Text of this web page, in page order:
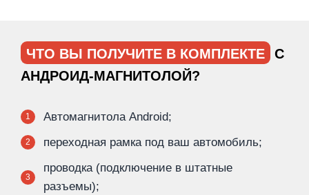
ЧТО ВЫ ПОЛУЧИТЕ В КОМПЛЕКТЕ
С
АНДРОИД-МАГНИТОЛОЙ?
1 Автомагнитола Android;
2 переходная рамка под ваш автомобиль;
3
проводка (подключение в штатные
разъемы);